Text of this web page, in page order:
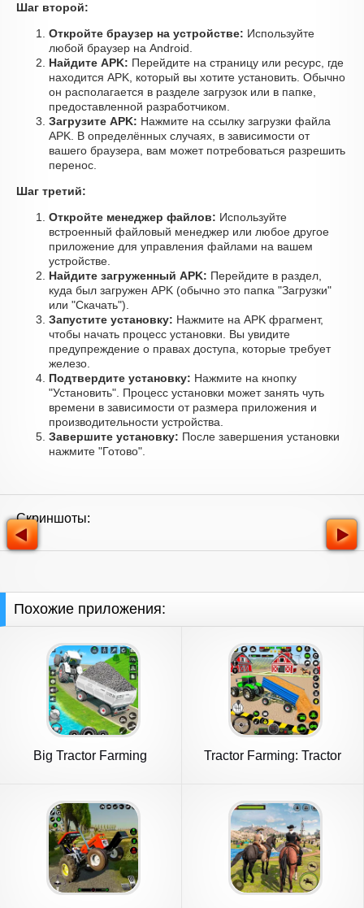
Шаг второй:
Откройте браузер на устройстве: Используйте
любой браузер на Android.
Найдите APK: Перейдите на страницу или ресурс, где
находится APK, который вы хотите установить. Обычно
он располагается в разделе загрузок или в папке,
предоставленной разработчиком.
Загрузите APK: Нажмите на ссылку загрузки файла
APK. В определённых случаях, в зависимости от
вашего браузера, вам может потребоваться разрешить
перенос.
Шаг третий:
Откройте менеджер файлов: Используйте
встроенный файловый менеджер или любое другое
приложение для управления файлами на вашем
устройстве.
Найдите загруженный APK: Перейдите в раздел,
куда был загружен APK (обычно это папка "Загрузки"
или "Скачать").
Запустите установку: Нажмите на APK фрагмент,
чтобы начать процесс установки. Вы увидите
предупреждение о правах доступа, которые требует
железо.
Подтвердите установку: Нажмите на кнопку
"Установить". Процесс установки может занять чуть
времени в зависимости от размера приложения и
производительности устройства.
Завершите установку: После завершения установки
нажмите "Готово".
Скриншоты:
Похожие приложения:
Big Tractor Farming
Tractor Farming: Tractor